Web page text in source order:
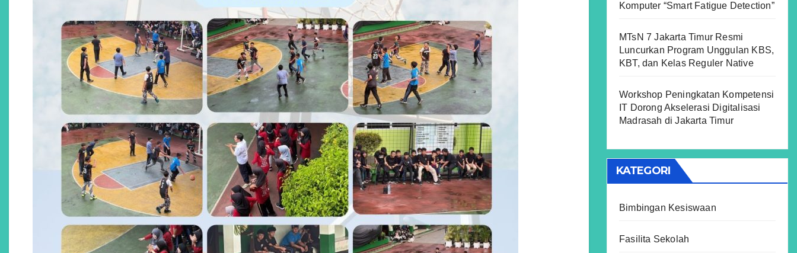
Komputer “Smart Fatigue Detection”
MTsN 7 Jakarta Timur Resmi
Luncurkan Program Unggulan KBS,
KBT, dan Kelas Reguler Native
Workshop Peningkatan Kompetensi
IT Dorong Akselerasi Digitalisasi
Madrasah di Jakarta Timur
KATEGORI
Bimbingan Kesiswaan
Fasilita Sekolah